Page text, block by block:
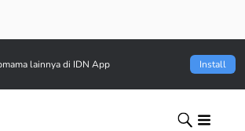
lainnya di IDN App Install